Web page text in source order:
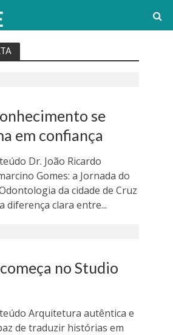
se
em confiança
Dr. João Ricardo
Gomes: a Jornada do
da cidade de Cruz
diferença clara entre...
no Studio
Arquitetura autêntica e
de traduzir histórias em